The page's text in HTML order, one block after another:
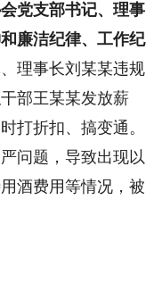
党支部书记、理事
廉洁纪律、工作纪
理事长刘某某违规
部王某某发放薪
打折扣、搞变通。
问题，导致出现以
酒费用等情况，被